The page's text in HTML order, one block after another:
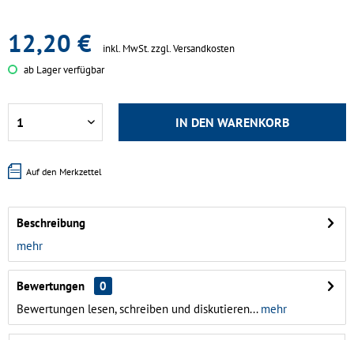
12,20 € inkl. MwSt.zzgl. Versandkosten
ab Lager verfügbar
IN DEN WARENKORB
Auf den Merkzettel
Beschreibung
mehr
Bewertungen
0
Bewertungen lesen, schreiben und diskutieren...mehr